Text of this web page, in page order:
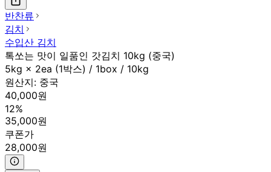
반찬류
김치
수입산 김치
톡쏘는 맛이 일품인 갓김치 10kg (중국)
5kg × 2ea (1박스) / 1box / 10kg
원산지: 중국
40,000원
12%
35,000원
쿠폰가
28,000원